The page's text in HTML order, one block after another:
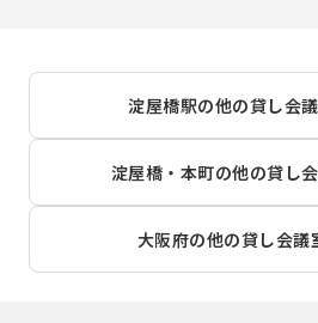
淀屋橋駅の他の貸し会
淀屋橋・本町の他の貸し
大阪府の他の貸し会議